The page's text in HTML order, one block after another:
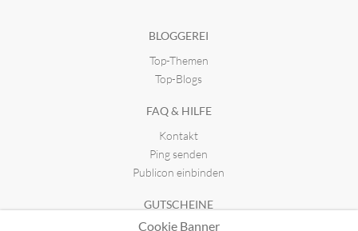
BLOGGEREI
Top-Themen
Top-Blogs
FAQ & HILFE
Kontakt
Ping senden
Publicon einbinden
GUTSCHEINE
Cookie Banner